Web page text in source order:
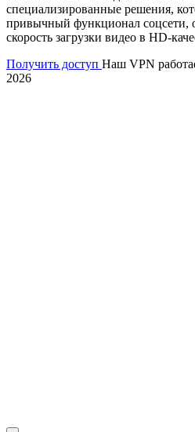
специализированные решения,
привычный функционал соцсети,
скорость загрузки видео в HD-
Получить доступ Наш VPN
2026